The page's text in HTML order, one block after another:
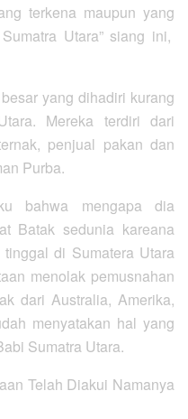
terkena maupun yang
Utara” siang ini,
yang dihadiri kurang
Mereka terdiri dari
penjual pakan dan
Purba.
bahwa mengapa dia
Batak sedunia kareana
di Sumatera Utara
menolak pemusnahan
dari Australia, Amerika,
menyatakan hal yang
Sumatra Utara.
Telah Diakui Namanya